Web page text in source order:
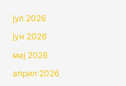
јул 2026
јун 2026
мај 2026
април 2026